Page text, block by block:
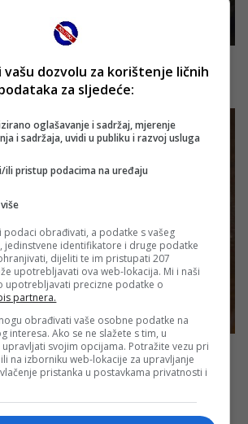
vašu dozvolu za korištenje ličnih
za sljedeće:
oglašavanje i sadržaj, mjerenje
i sadržaja, uvidi u publiku i razvoj usluga
ili pristup podacima na uređaju
podaci obrađivati, a podatke s vašeg
jedinstvene identifikatore i druge podatke
dijeliti te im pristupati 207
upotrebljavati ova web-lokacija. Mi i naši
upotrebljavati precizne podatke o
partnera.
obrađivati vaše osobne podatke na
interesa. Ako se ne slažete s tim, u
upravljati svojim opcijama. Potražite vezu pri
na izborniku web-lokacije za upravljanje
pristanka u postavkama privatnosti i